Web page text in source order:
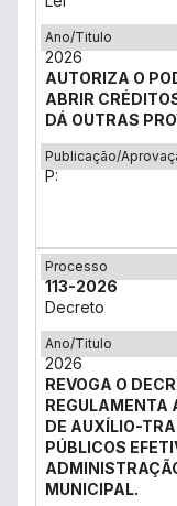
Ano/Titulo
2026
AUTORIZA O
ABRIR
DÁ OUTRAS
Publicação/
P:
Processo
113-2026
Decreto
Ano/Titulo
2026
REVOGA O
REGULAMENTA
DE AUXÍLIO-
PÚBLICOS
MUNICIPAL.